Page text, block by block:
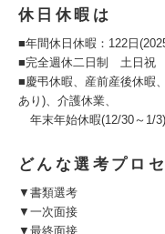
休日休暇は
■年間休日休暇：122日
■完全週休二日制 土日祝
■慶弔休暇、産前産後休暇
あり)、介護休業、
年末年始休暇(12/30～1/
どんな選考プロ
▼書類選考
▼一次面接
▼最終面接